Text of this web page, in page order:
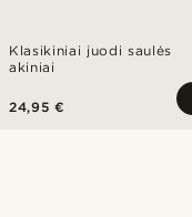
Klasikiniai juodi saulės
akiniai
24,95 €